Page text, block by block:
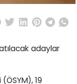
adaylar
19